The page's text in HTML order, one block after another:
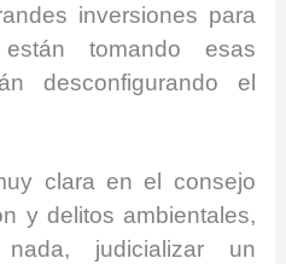
inversiones para
tomando esas
desconfigurando el
clara en el consejo
y delitos ambientales,
judicializar un